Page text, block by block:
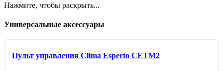
Нажмите, чтобы раскрыть...
Универсальные аксессуары
Пульт управления Clima Esperto CETM2